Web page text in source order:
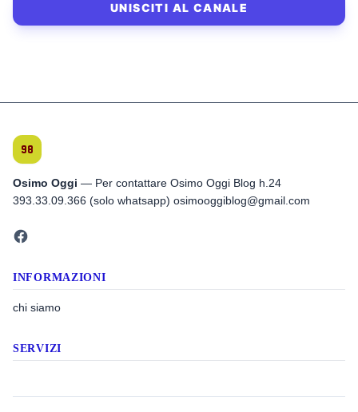
UNISCITI AL CANALE
Osimo Oggi — Per contattare Osimo Oggi Blog h.24
393.33.09.366 (solo whatsapp) osimooggiblog@gmail.com
INFORMAZIONI
chi siamo
SERVIZI